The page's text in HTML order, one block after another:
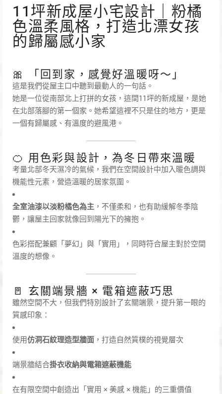
11坪新成屋小宅設計｜粉橘
色溫柔風格，打造北漂女孩
的歸屬感小家
🎀 「回到家，感覺好溫暖呀～」
這是我們從屋主口中聽到最動人的一句話。
她是一位從南部北上打拼的女孩，這間11坪的新成屋，是她
在北部落腳的第一個家。她希望這裡不只是住的地方，更是
一個有歸屬感、有溫度的避風港。
🍊 用色彩與設計，為冬日帶來溫暖
考量北部冬天濕冷的氣候，我們在空間設計中加入暖色調與
機能性元素，營造溫暖的居家氛圍。
全室油漆以淡粉橘色為主 ，不僅柔和，也有助緩解冬季陰
鬱，讓屋主回家就像回到陽光下的擁抱。
色彩搭配兼顧「夢幻」與「實用」，同時符合屋主對於空間
溫度的想像。
🚪 玄關端景牆 × 電箱遮蔽巧思
雖然空間不大，但我們特別設計了玄關端景，提升第一眼的
質感印象：
使用仿洞石紋理造型牆面 ，打造自然質樸的視覺層次
端景牆結合掛衣收納與電箱遮蔽機能
在有限空間中創造出「實用 × 美感 × 機能」的三重價值